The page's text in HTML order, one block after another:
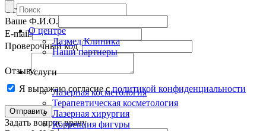
Оставить отзыв
Ваше Ф.И.О.
E-mail:
Проверочный код
Отзыв
Я выражаю согласие сполитикой конфиденциальности
Задать вопрос врачу
О центре
Лазмед Клиника
Наши партнеры
Услуги
Лазерная косметология
Терапевтическая косметология
Лазерная хирургия
Коррекция фигуры